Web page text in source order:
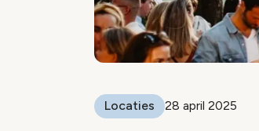
Locaties 28 april 2025